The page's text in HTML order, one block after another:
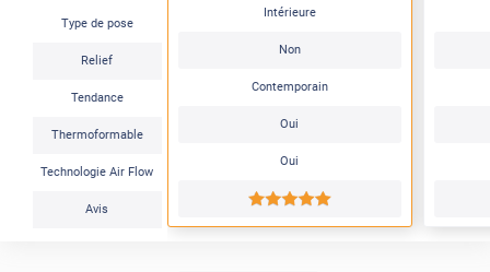
Type de pose
Relief
Tendance
Thermoformable
Technologie Air Flow
Avis
Intérieure
Non
Contemporain
Oui
Oui
*****